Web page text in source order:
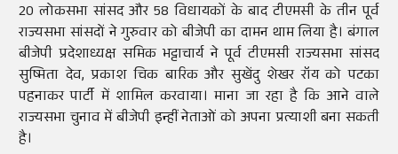
20 लोकसभा सांसद और 58 विधायकों के बाद टीएमसी के तीन पूर्व
राज्यसभा सांसदों ने गुरुवार को बीजेपी का दामन थाम लिया है। बंगाल
बीजेपी प्रदेशाध्यक्ष समिक भट्टाचार्य ने पूर्व टीएमसी राज्यसभा सांसद
सुष्मिता देव, प्रकाश चिक बारिक और सुखेंदु शेखर रॉय को पटका
पहनाकर पार्टी में शामिल करवाया। माना जा रहा है कि आने वाले
राज्यसभा चुनाव में बीजेपी इन्हीं नेताओं को अपना प्रत्याशी बना सकती
है।